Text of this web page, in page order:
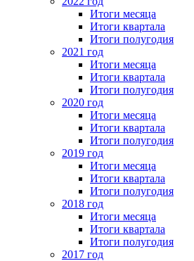
Итоги месяца
Итоги квартала
Итоги полугодия
2021 год
Итоги месяца
Итоги квартала
Итоги полугодия
2020 год
Итоги месяца
Итоги квартала
Итоги полугодия
2019 год
Итоги месяца
Итоги квартала
Итоги полугодия
2018 год
Итоги месяца
Итоги квартала
Итоги полугодия
2017 год